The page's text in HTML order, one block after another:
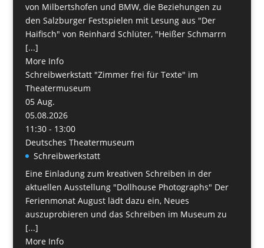
von Milbertshofen und BMW, die Beziehungen zu
den Salzburger Festspielen mit Lesung aus "Der
Haifisch" von Reinhard Schlüter, "Heißer Schmarrn
[...]
More Info
Schreibwerkstatt "Zimmer frei für Texte" im
Theatermuseum
05 Aug.
05.08.2026
11:30 - 13:00
Deutsches Theatermuseum
Schreibwerkstatt
Eine Einladung zum kreativen Schreiben in der
aktuellen Ausstellung "Dollhouse Photographs" Der
Ferienmonat August lädt dazu ein, Neues
auszuprobieren und das Schreiben im Museum zu
[...]
More Info